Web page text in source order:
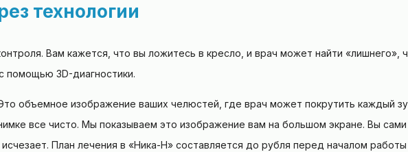
технологии
Вам кажется, что вы ложитесь в кресло, и врач может найти «лишнего»,
помощью 3D-диагностики.
объемное изображение ваших челюстей, где врач может покрутить каждый
все чисто. Мы показываем это изображение вам на большом экране. Вы
План лечения в «Ника-Н» составляется до рубля перед началом